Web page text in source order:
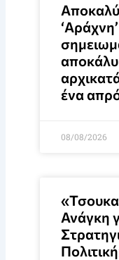
ένα
08/08/2026
Ανάγκη